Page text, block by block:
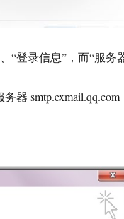
“登录信息”，而“服务
器 smtp.exmail.qq.com